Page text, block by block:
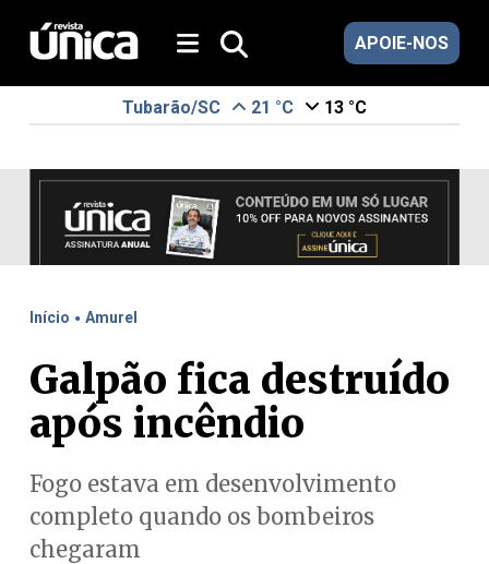
APOIE-NOS
Tubarão/SC 21 °C 13 °C
Início . Amurel
Galpão fica destruído
após incêndio
Fogo estava em desenvolvimento
completo quando os bombeiros
chegaram